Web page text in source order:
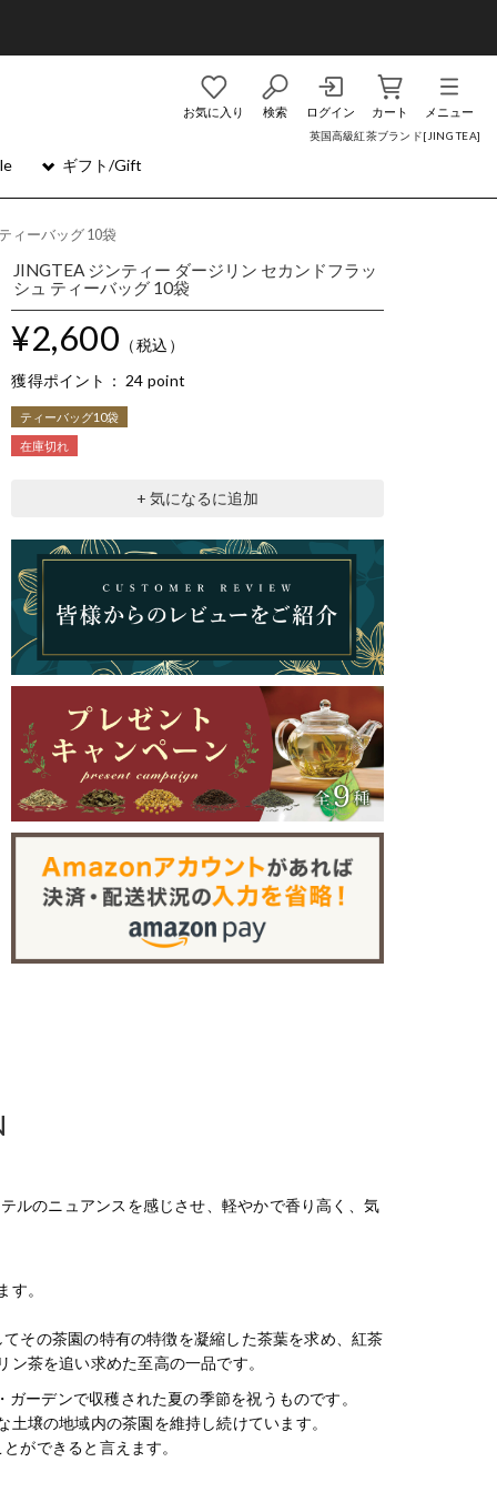
英国高級紅茶ブランド[JING TEA]
お気に入り 検索 ログイン カート メニュー
ギフト/Gift
ィーバッグ 10袋
JINGTEA ジンティー ダージリン セカンドフラッ
シュ ティーバッグ 10袋
(すいしょく）は薄いオレンジ色で透明感があります。
¥2,600 （税込）
獲得ポイント： 24 point
ティーバッグ10袋
在庫切れ
+ 気になるに追加
ルのニュアンスを感じさせ、軽やかで香り高く、気
。
その茶園の特有の特徴を凝縮した茶葉を求め、紅茶
茶を追い求めた至高の一品です。
ーデンで収穫された夏の季節を祝うものです。
壌の地域内の茶園を維持し続けています。
ができると言えます。